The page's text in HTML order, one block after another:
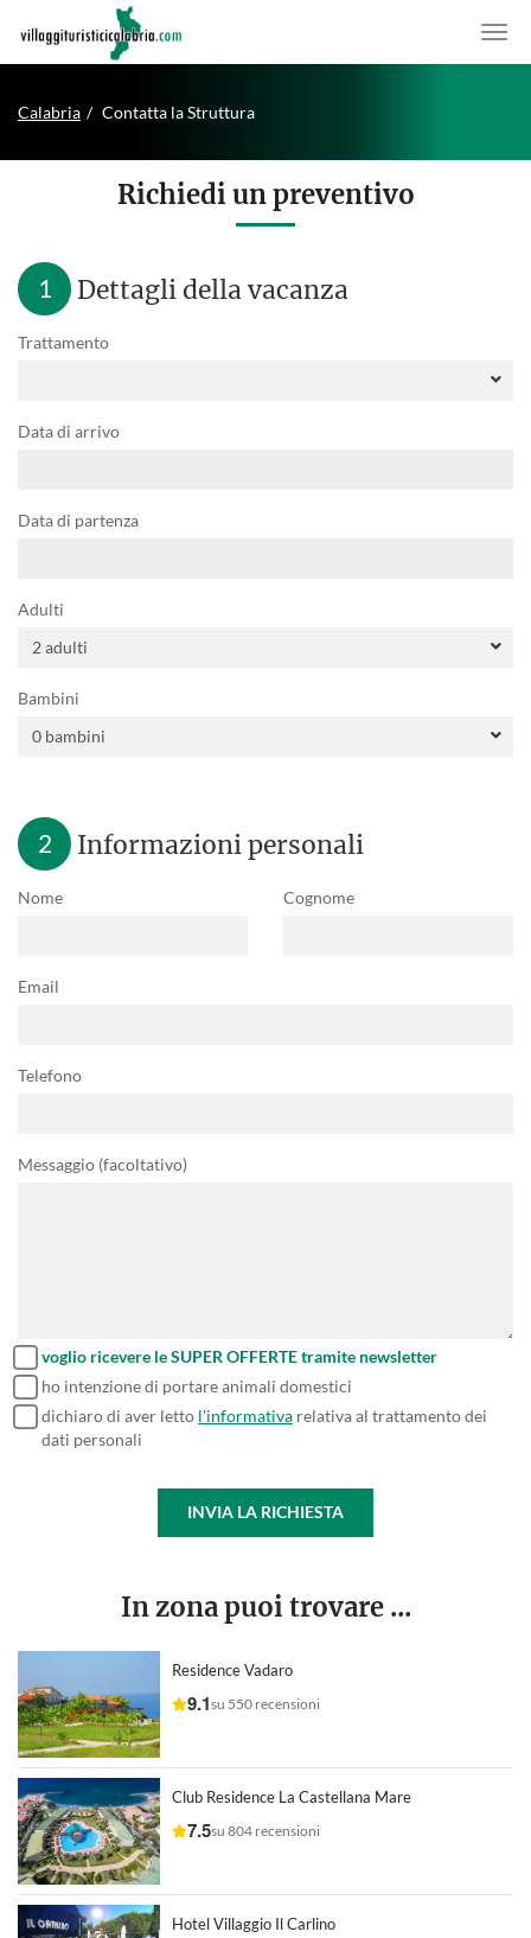
Calabria Contatta la Struttura
Richiedi un preventivo
1 Dettagli della vacanza
Trattamento
Data di arrivo
Data di partenza
Adulti
Bambini
2 Informazioni personali
Nome Cognome
Email
Telefono
Messaggio (facoltativo)
voglio ricevere le SUPER OFFERTE tramite newsletter
ho intenzione di portare animali domestici
dichiaro di aver letto l'informativa relativa al trattamento dei
dati personali
INVIA LA RICHIESTA
In zona puoi trovare ...
Residence Vadaro
9.1su 550 recensioni
Club Residence La Castellana Mare
7.5su 804 recensioni
Hotel Villaggio Il Carlino